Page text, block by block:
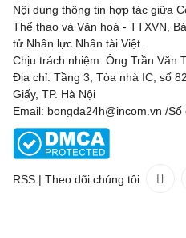
Nội dung thông tin hợp tác giữa
Thể thao và Văn hoá - TTXVN,
tử Nhân lực Nhân tài Việt.
Chịu trách nhiệm: Ông Trần Văn
Địa chỉ: Tầng 3, Tòa nhà IC, số
Giấy, TP. Hà Nội
Email: bongda24h@incom.vn /
RSS | Theo dõi chúng tôi